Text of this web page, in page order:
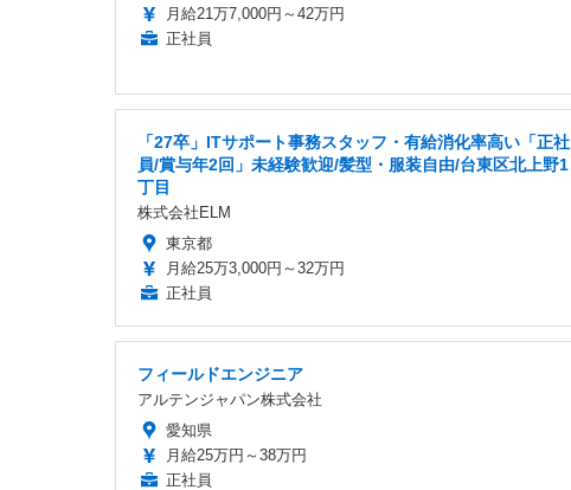
月給21万7,000円～42万円
正社員
「27卒」ITサポート事務スタッフ・有給消化率高い「正社
員/賞与年2回」未経験歓迎/髪型・服装自由/台東区北上野1
丁目
株式会社ELM
東京都
月給25万3,000円～32万円
正社員
フィールドエンジニア
アルテンジャパン株式会社
愛知県
月給25万円～38万円
正社員